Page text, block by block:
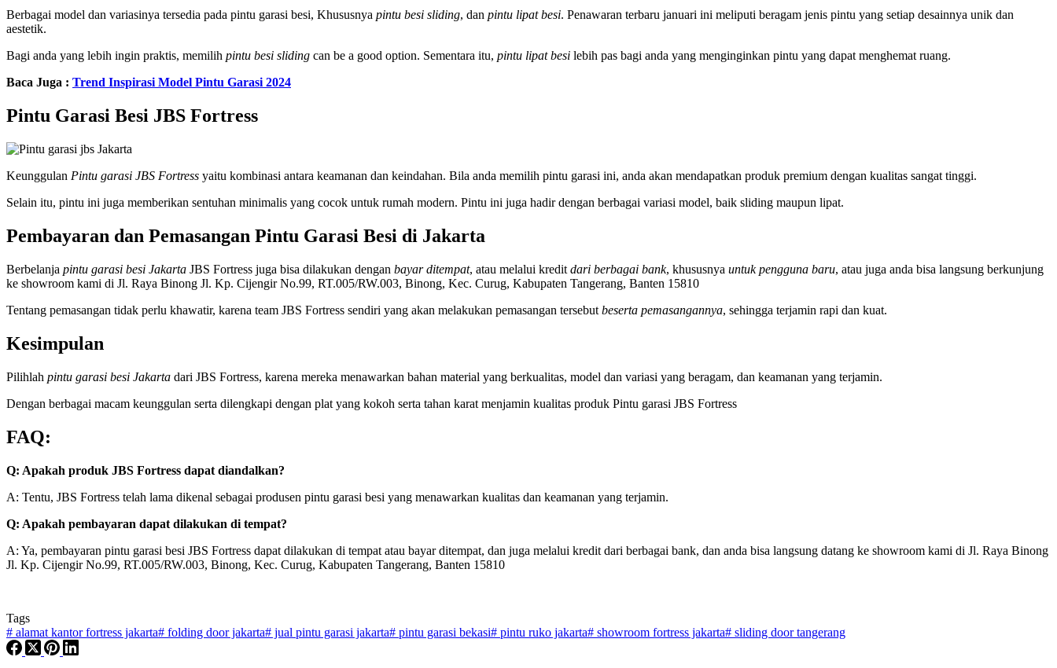
Berbagai model dan variasinya tersedia pada pintu garasi besi, Khususnya pintu besi sliding, dan pintu lipat besi. Penawaran terbaru januari ini meliputi beragam jenis pintu yang setiap desainnya unik dan
aestetik.
Bagi anda yang lebih ingin praktis, memilih pintu besi sliding can be a good option. Sementara itu, pintu lipat besi lebih pas bagi anda yang menginginkan pintu yang dapat menghemat ruang.
Baca Juga : Trend Inspirasi Model Pintu Garasi 2024
Pintu Garasi Besi JBS Fortress
Keunggulan Pintu garasi JBS Fortress yaitu kombinasi antara keamanan dan keindahan. Bila anda memilih pintu garasi ini, anda akan mendapatkan produk premium dengan kualitas sangat tinggi.
Selain itu, pintu ini juga memberikan sentuhan minimalis yang cocok untuk rumah modern. Pintu ini juga hadir dengan berbagai variasi model, baik sliding maupun lipat.
Pembayaran dan Pemasangan Pintu Garasi Besi di Jakarta
Berbelanja pintu garasi besi Jakarta JBS Fortress juga bisa dilakukan dengan bayar ditempat, atau melalui kredit dari berbagai bank, khususnya untuk pengguna baru, atau juga anda bisa langsung berkunjung
ke showroom kami di Jl. Raya Binong Jl. Kp. Cijengir No.99, RT.005/RW.003, Binong, Kec. Curug, Kabupaten Tangerang, Banten 15810
Tentang pemasangan tidak perlu khawatir, karena team JBS Fortress sendiri yang akan melakukan pemasangan tersebut beserta pemasangannya, sehingga terjamin rapi dan kuat.
Kesimpulan
Pilihlah pintu garasi besi Jakarta dari JBS Fortress, karena mereka menawarkan bahan material yang berkualitas, model dan variasi yang beragam, dan keamanan yang terjamin.
Dengan berbagai macam keunggulan serta dilengkapi dengan plat yang kokoh serta tahan karat menjamin kualitas produk Pintu garasi JBS Fortress
FAQ:
Q: Apakah produk JBS Fortress dapat diandalkan?
A: Tentu, JBS Fortress telah lama dikenal sebagai produsen pintu garasi besi yang menawarkan kualitas dan keamanan yang terjamin.
Q: Apakah pembayaran dapat dilakukan di tempat?
A: Ya, pembayaran pintu garasi besi JBS Fortress dapat dilakukan di tempat atau bayar ditempat, dan juga melalui kredit dari berbagai bank, dan anda bisa langsung datang ke showroom kami di Jl. Raya Binong
Jl. Kp. Cijengir No.99, RT.005/RW.003, Binong, Kec. Curug, Kabupaten Tangerang, Banten 15810
Tags
# alamat kantor fortress jakarta# folding door jakarta# jual pintu garasi jakarta# pintu garasi bekasi# pintu ruko jakarta# showroom fortress jakarta# sliding door tangerang